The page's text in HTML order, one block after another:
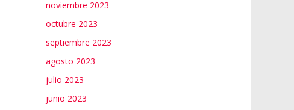
noviembre 2023
octubre 2023
septiembre 2023
agosto 2023
julio 2023
junio 2023